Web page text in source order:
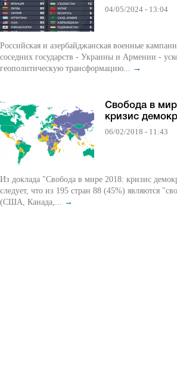
04/05/2024 - 13:04
Российская и азербайджанская военные
соседних государств - Украины и Армении -
геополитическую трансформацию... →
Свобода в
кризис
06/02/2018 - 11:43
Из доклада "Свобода в мире 2018: кризис
следует, что из 195 стран 88 (45%) являются
(США, Канада,... →